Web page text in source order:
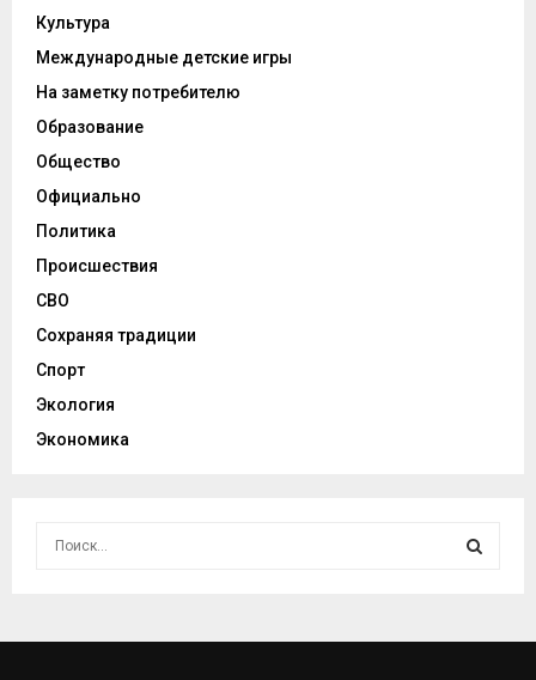
Культура
Международные детские игры
На заметку потребителю
Образование
Общество
Официально
Политика
Происшествия
СВО
Сохраняя традиции
Спорт
Экология
Экономика
С